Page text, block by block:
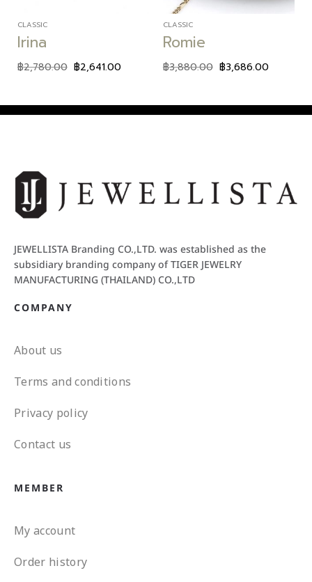
CLASSIC
Irina
฿2,780.00 ฿2,641.00
CLASSIC
Romie
฿3,880.00 ฿3,686.00
JEWELLISTA Branding CO.,LTD. was established as the
subsidiary branding company of TIGER JEWELRY
MANUFACTURING (THAILAND) CO.,LTD
COMPANY
About us
Terms and conditions
Privacy policy
Contact us
MEMBER
My account
Order history